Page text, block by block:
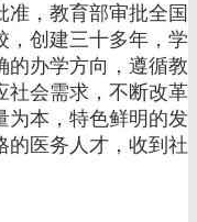
准，教育部审批全国
，创建三十多年，学
的办学方向，遵循教
社会需求，不断改革
为本，特色鲜明的发
的医务人才，收到社